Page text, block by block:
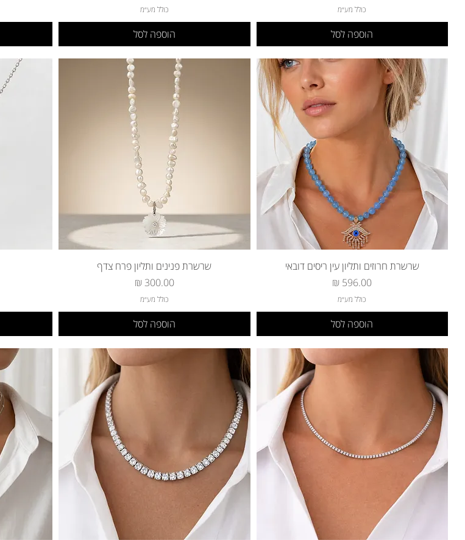
כולל מע״מ
הוספה לסל
כולל מע״מ
הוספה לסל
שרשרת חרוזים ותליון עין ריסים דובאי
מחיר
כולל מע״מ
הוספה לסל
שרשרת פנינים ותליון פרח צדף
מחיר‏300.00 ‏₪
כולל מע״מ
הוספה לסל